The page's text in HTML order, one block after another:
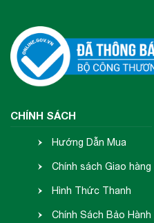
CHÍNH SÁCH
Hướng Dẫn Mua
Hàng
Chính sách Giao hàng
- Nhận hàng
Hình Thức Thanh
Toán
Chính Sách Bảo Hành